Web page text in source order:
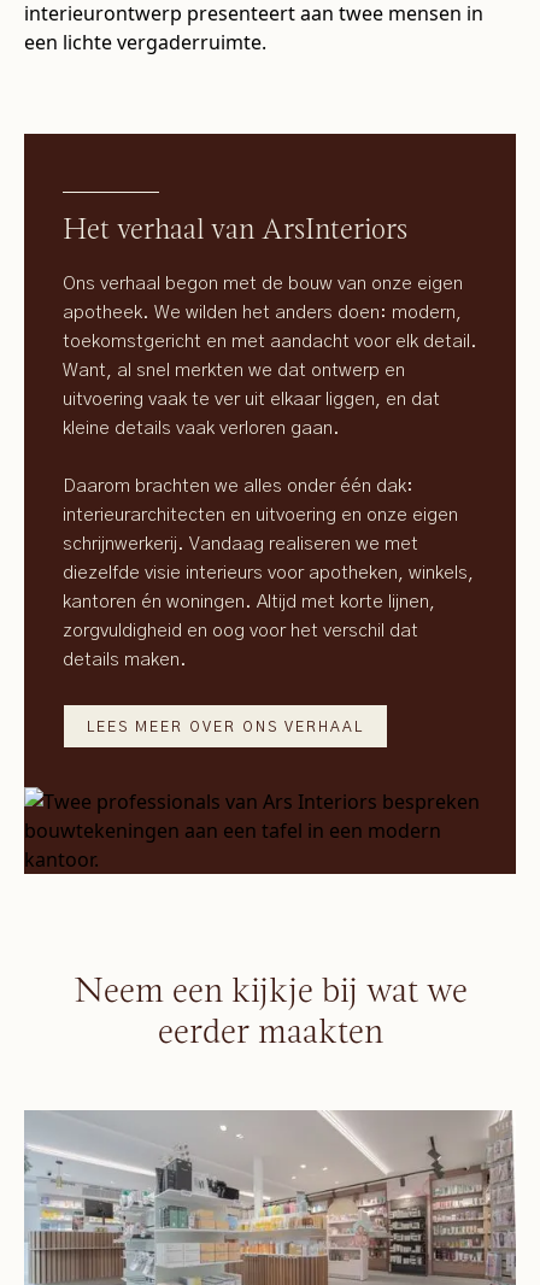
Het verhaal van ArsInteriors
Ons verhaal begon met de bouw van onze eigen
apotheek. We wilden het anders doen: modern,
toekomstgericht en met aandacht voor elk detail.
Want, al snel merkten we dat ontwerp en
uitvoering vaak te ver uit elkaar liggen, en dat
kleine details vaak verloren gaan.
Daarom brachten we alles onder één dak:
interieurarchitecten en uitvoering en onze eigen
schrijnwerkerij. Vandaag realiseren we met
diezelfde visie interieurs voor apotheken, winkels,
kantoren én woningen. Altijd met korte lijnen,
zorgvuldigheid en oog voor het verschil dat
details maken.
LEES MEER OVER ONS VERHAAL
Neem een kijkje bij wat we
eerder maakten